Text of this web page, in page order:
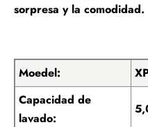
sorpresa y la comodidad.
Moedel:
Capacidad de
lavado: